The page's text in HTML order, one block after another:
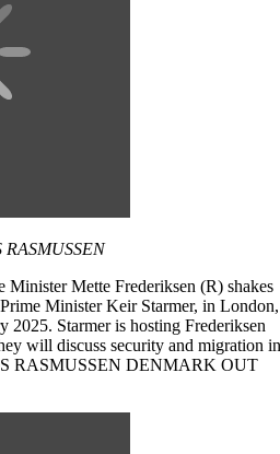
Minister Mette Frederiksen (R) shakes
Minister Keir Starmer, in London,
Starmer is hosting Frederiksen
will discuss security and migration in
RASMUSSEN DENMARK OUT